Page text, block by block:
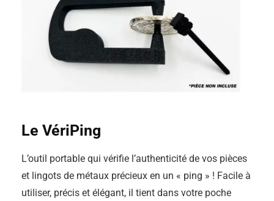
Le VériPing
L’outil portable qui vérifie l’authenticité de vos pièces
et lingots de métaux précieux en un « ping » ! Facile à
utiliser, précis et élégant, il tient dans votre poche